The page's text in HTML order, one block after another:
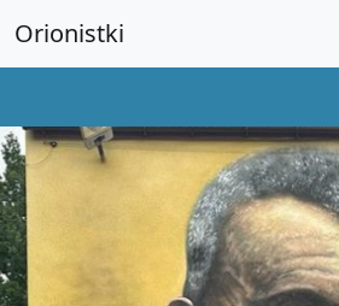
Orionistki